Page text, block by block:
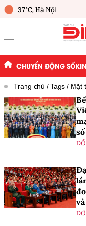
37°C,Hà Nội
CHUYỂN ĐỘNG SỐ
Trang chủ Tags Mặt
số